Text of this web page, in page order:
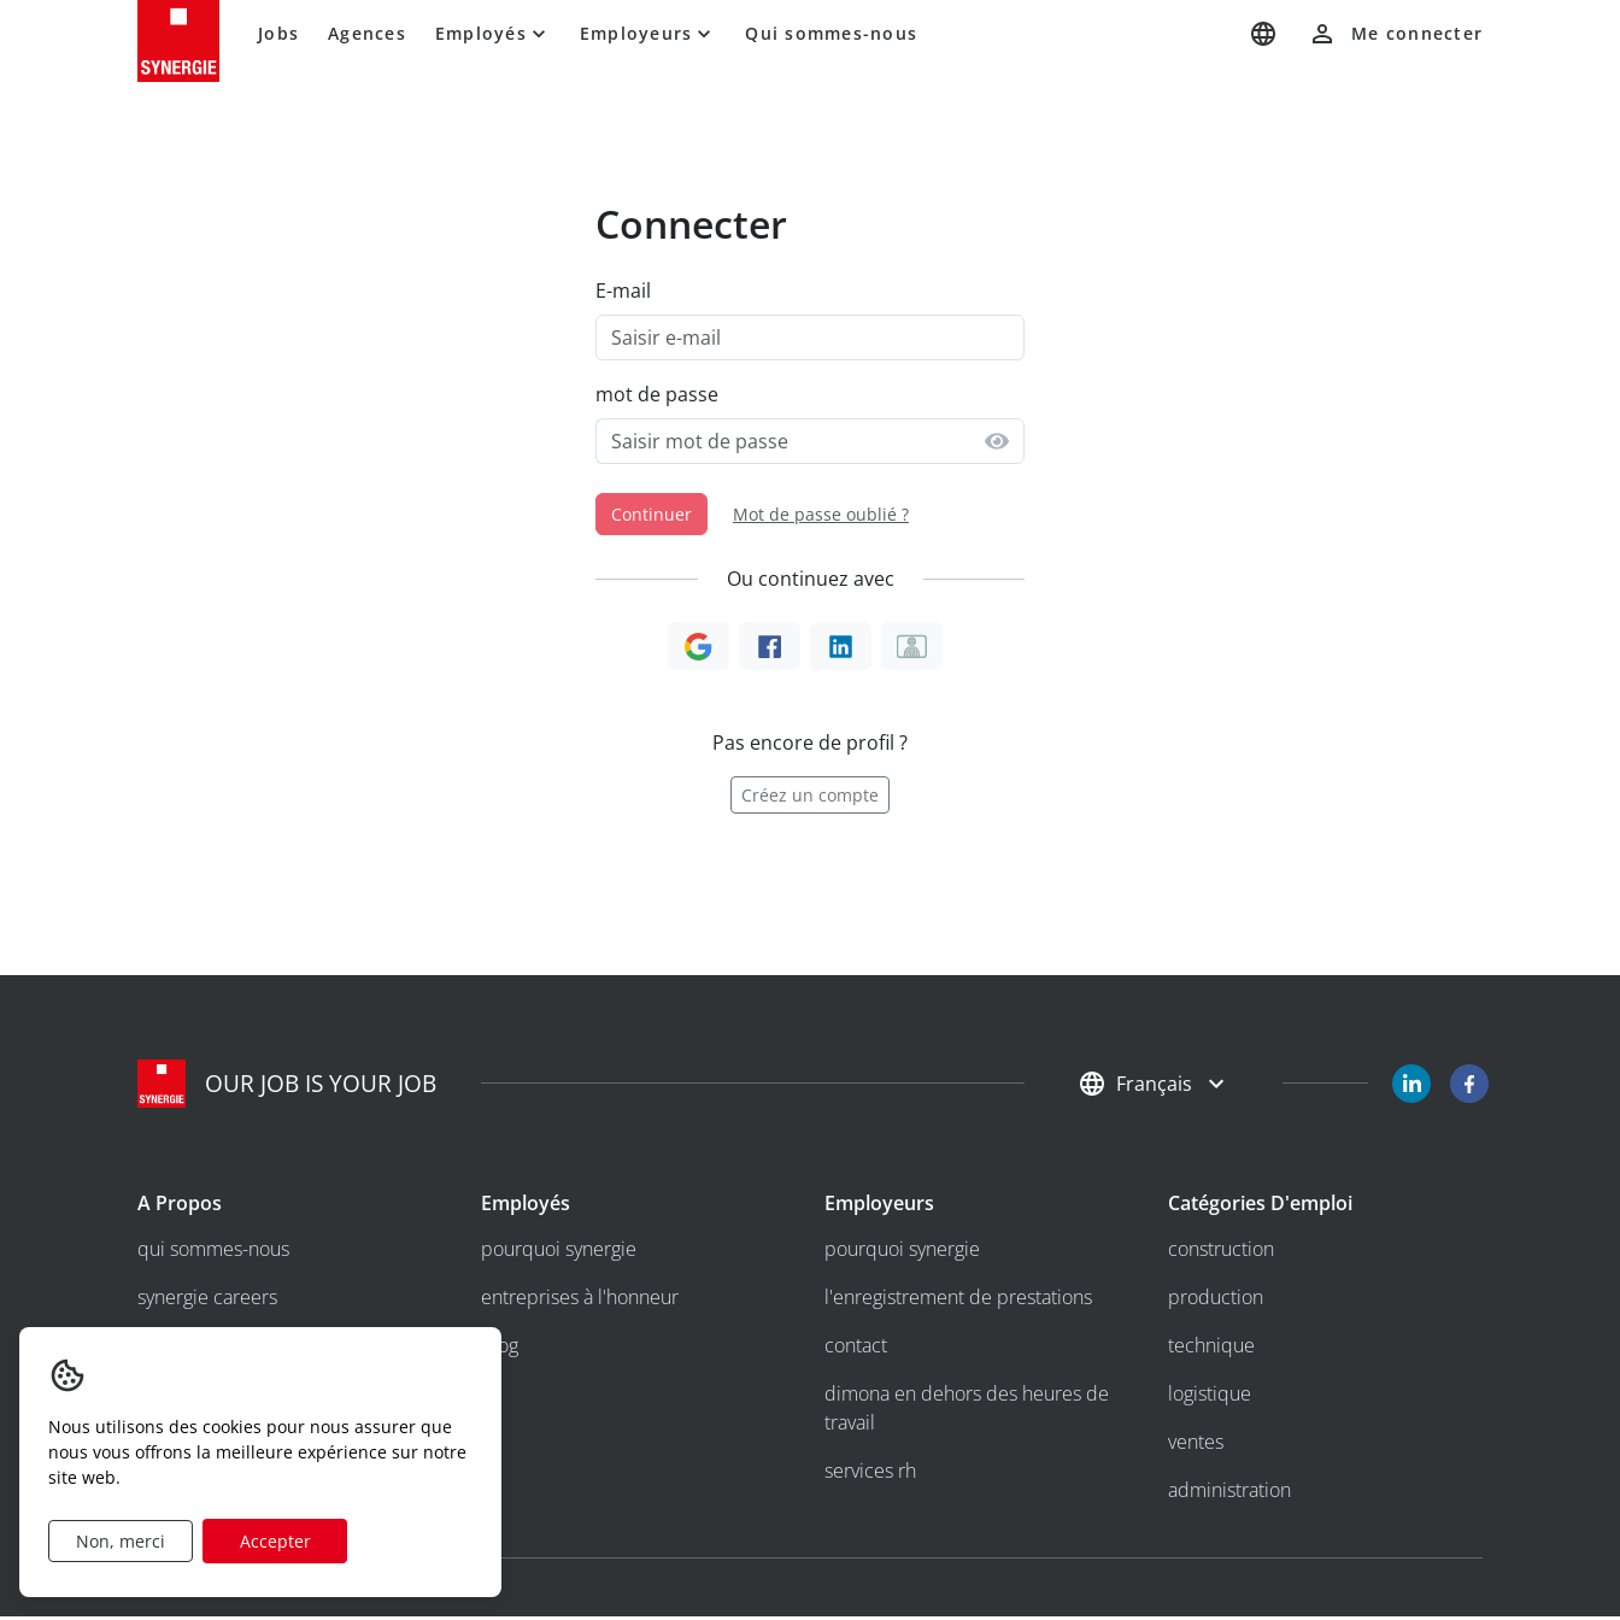
Jobs Agences Employés Employeurs Qui sommes-nous Me connecter
Connecter
E-mail
mot de passe
Continuer Mot de passe oublié ?
Ou continuez avec
Pas encore de profil ?
Créez un compte
OUR JOB IS YOUR JOB Français
A Propos
qui sommes-nous
synergie careers
travailler chez synergie
Employés
pourquoi synergie
entreprises à l'honneur
blog
Employeurs
pourquoi synergie
l'enregistrement de prestations
contact
dimona en dehors des heures de
travail
services rh
Catégories D'emploi
construction
production
technique
logistique
ventes
administration
Nous utilisons des cookies pour nous assurer que
nous vous offrons la meilleure expérience sur notre
site web.
Non, merci Accepter